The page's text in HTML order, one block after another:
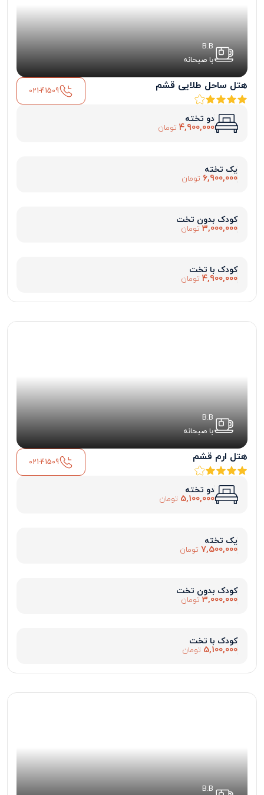
B.B
با صبحانه
هتل ساحل طلایی قشم 021-41509
دو تخته
4,900,000 تومان
یک تخته
6,900,000 تومان
کودک بدون تخت
3,000,000 تومان
کودک با تخت
4,900,000 تومان
B.B
با صبحانه
هتل ارم قشم 021-41509
دو تخته
5,100,000 تومان
یک تخته
7,500,000 تومان
کودک بدون تخت
3,000,000 تومان
کودک با تخت
5,100,000 تومان
B.B